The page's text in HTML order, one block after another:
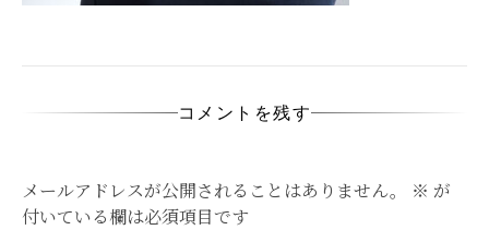
コメントを残す
メールアドレスが公開されることはありません。 ※ が
付いている欄は必須項目です